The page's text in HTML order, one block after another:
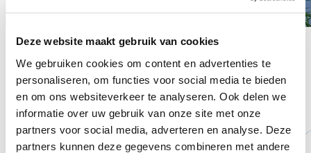
Deze website maakt gebruik van cookies
We gebruiken cookies om content en advertenties te
personaliseren, om functies voor social media te bieden
en om ons websiteverkeer te analyseren. Ook delen we
informatie over uw gebruik van onze site met onze
partners voor social media, adverteren en analyse. Deze
partners kunnen deze gegevens combineren met andere
Vind passend werk met 'Van
Boot naar Baan'